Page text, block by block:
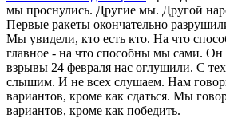
мы проснулись. Другие мы. Другой
Первые ракеты окончательно
Мы увидели, кто есть кто. На что
главное - на что способны мы сами. Он
взрывы 24 февраля нас оглушили. С
слышим. И не всех слушаем. Нам
вариантов, кроме как сдаться. Мы
вариантов, кроме как победить.